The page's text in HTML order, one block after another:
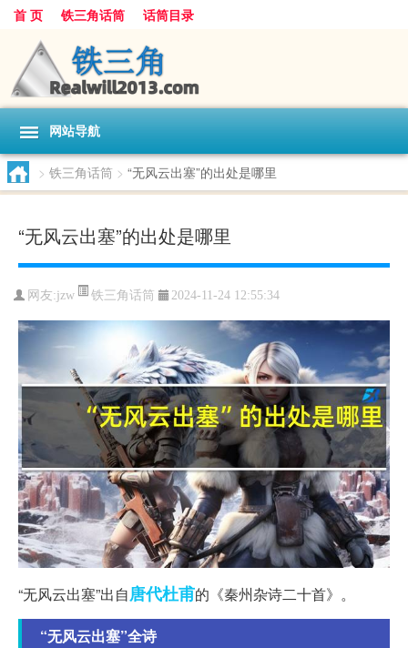
首 页 铁三角话筒 话筒目录
网站导航
> 铁三角话筒 > “无风云出塞”的出处是哪里
“无风云出塞”的出处是哪里
网友:jzw 铁三角话筒 2024-11-24 12:55:34
“无风云出塞”出自唐代杜甫的《秦州杂诗二十首》。
“无风云出塞”全诗